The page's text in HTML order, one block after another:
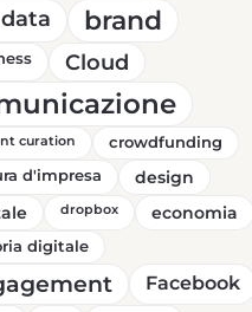
strane
regolano il
network,
dopo
di vita, si
che Google
il
i suoi
“early
brand
Cloud
curation
crowdfunding
d'impresa
design
dropbox economia
digitale
Facebook